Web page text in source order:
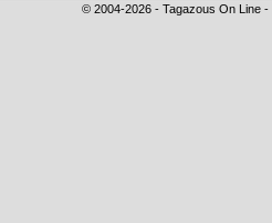
© 2004-2026 - Tagazous On Line -